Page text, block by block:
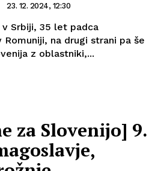
23. 12. 2024, 12:30
Srbiji, 35 let padca
Romuniji, na drugi strani pa še
z oblastniki,...
za Slovenijo] 9.